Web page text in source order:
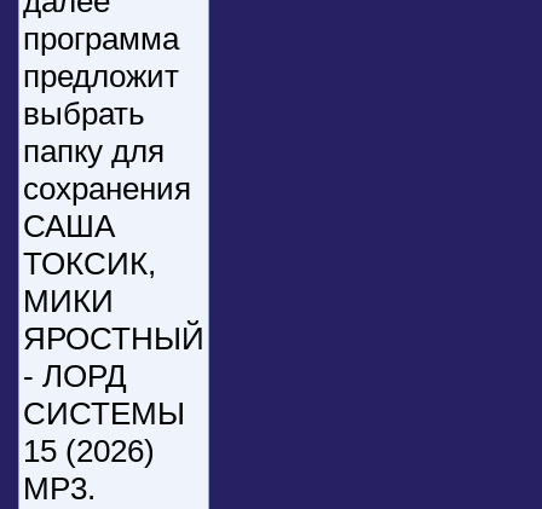
программа
предложит
выбрать
папку для
сохранения
САША
ТОКСИК,
МИКИ
ЯРОСТНЫЙ
- ЛОРД
СИСТЕМЫ
15 (2026)
МР3.